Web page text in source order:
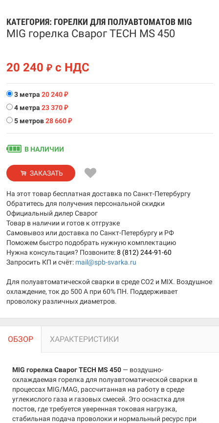
КАТЕГОРИЯ: ГОРЕЛКИ ДЛЯ ПОЛУАВТОМАТОВ MIG
MIG горелка Сварог TECH MS 450
20 240 ₽ с НДС
3 метра 20 240 ₽
4 метра 23 370 ₽
5 метров28 660 ₽
В НАЛИЧИИ
ЗАКАЗАТЬ
На этот товар бесплатная доставка по Санкт-Петербургу
Обратитесь для получения персональной скидки
Официальный дилер Сварог
Товар в наличии и готов к отгрузке
Самовывоз или доставка по Санкт-Петербургу и РФ
Поможем быстро подобрать нужную комплектацию
Нужна консультация? Позвоните:8 (812) 244-91-60
Запросить КП и счёт: mail@spb-svarka.ru
Для полуавтоматической сварки в среде CO2 и MIX. Воздушное
охлаждение, ток до 500 А при 60% ПН. Поддерживает
проволоку различных диаметров.
ОБЗОР ХАРАКТЕРИСТИКИ
MIG горелка Сварог TECH MS 450 — воздушно-
охлаждаемая горелка для полуавтоматической сварки в
процессах MIG/MAG, рассчитанная на работу в среде
углекислого газа и газовых смесей. Это оснастка для
постов, где требуется уверенная токовая нагрузка,
стабильная подача проволоки и нормальный ресурс при